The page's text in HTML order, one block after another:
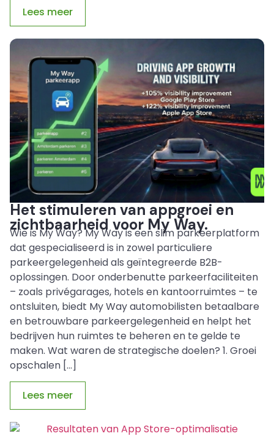
Lees meer
Het stimuleren van appgroei en
zichtbaarheid voor My Way.
Wie is My Way? My Way is een slim parkeerplatform
dat gespecialiseerd is in zowel particuliere
parkeergelegenheid als geïntegreerde B2B-
oplossingen. Door onderbenutte parkeerfaciliteiten
– zoals privégarages, hotels en kantoorruimtes – te
ontsluiten, biedt My Way automobilisten betaalbare
en betrouwbare parkeergelegenheid en helpt het
bedrijven hun ruimtes te beheren en te gelde te
maken. Wat waren de strategische doelen? 1. Groei
opschalen […]
Lees meer